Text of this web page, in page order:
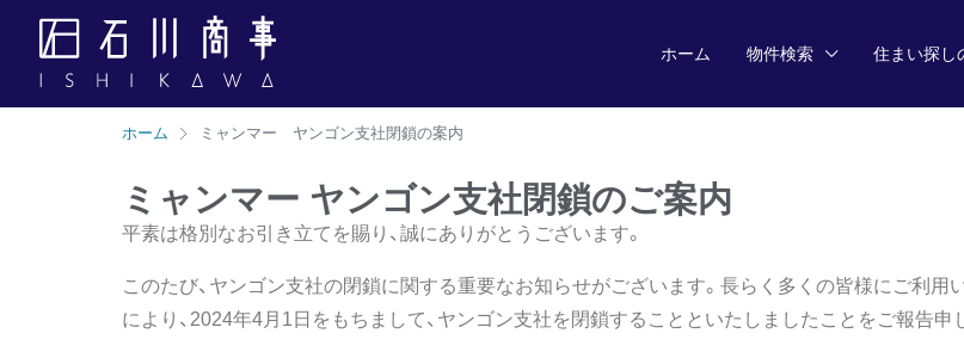
ホーム 物件検索 住まい探し
ホーム ミャンマー ヤンゴン支社閉鎖の案内
ミャンマー ヤンゴン支社閉鎖のご案内
平素は格別なお引き立てを賜り、誠にありがとうございます。
このたび、ヤンゴン支社の閉鎖に関する重要なお知らせがございます。長らく多くの皆様にご利用
により、2024年4月1日をもちまして、ヤンゴン支社を閉鎖することといたしましたことをご報告申